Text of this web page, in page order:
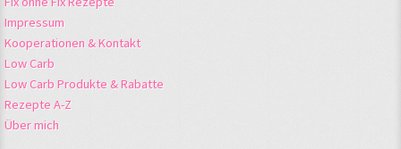
Impressum
Kooperationen & Kontakt
Low Carb
Low Carb Produkte & Rabatte
Rezepte A-Z
Über mich